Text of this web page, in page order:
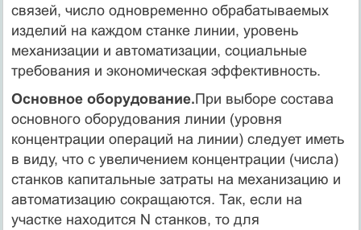
связей, число одно­временно обрабатываемых
изделий на каждом станке линии, уро­вень
механизации и автоматизации, социальные
требования и эко­номическая эффективность.
Основное оборудование.При выборе состава
основного обору­дования линии (уровня
концентрации операций на линии) следует иметь
в виду, что с увеличением концентрации (числа)
станков ка­питальные затраты на механизацию и
автоматизацию сокращаются. Так, если на
участке находится N станков, то для